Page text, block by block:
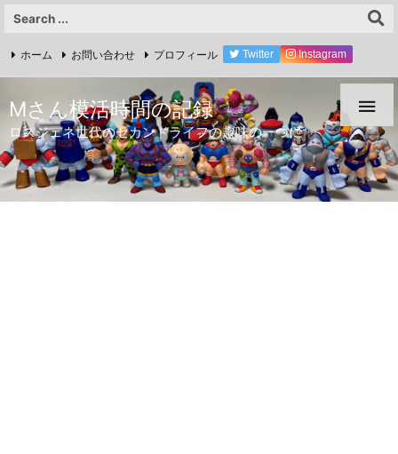

ホーム お問い合わせ プロフィール Twitter Instagram
Mさん模活時間の記録
ロスジェネ世代のセカンドライフの趣味の一つに